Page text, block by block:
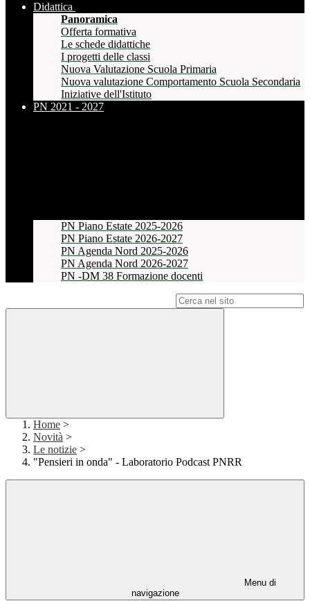
Didattica
Panoramica
Offerta formativa
Le schede didattiche
I progetti delle classi
Nuova Valutazione Scuola Primaria
Nuova valutazione Comportamento Scuola Secondaria
Iniziative dell'Istituto
PN 2021 - 2027
PN Piano Estate 2025-2026
PN Piano Estate 2026-2027
PN Agenda Nord 2025-2026
PN Agenda Nord 2026-2027
PN -DM 38 Formazione docenti
Home >
Novità >
Le notizie >
"Pensieri in onda" - Laboratorio Podcast PNRR
Menu di
navigazione